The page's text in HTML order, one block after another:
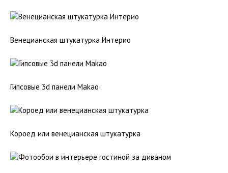
Венецианская штукатурка Интерио
Гипсовые 3d панели Makao
Короед или венецианская штукатурка